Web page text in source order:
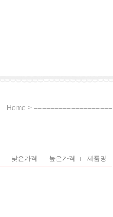
Home > ===================
낮은가격 높은가격 제품명